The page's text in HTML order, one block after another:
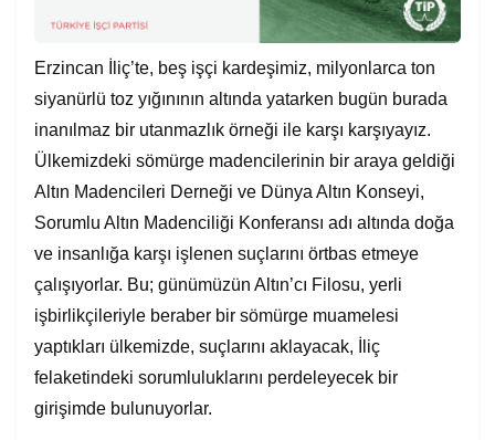
Erzincan İliç’te, beş işçi kardeşimiz, milyonlarca ton
siyanürlü toz yığınının altında yatarken bugün burada
inanılmaz bir utanmazlık örneği ile karşı karşıyayız.
Ülkemizdeki sömürge madencilerinin bir araya geldiği
Altın Madencileri Derneği ve Dünya Altın Konseyi,
Sorumlu Altın Madenciliği Konferansı adı altında doğa
ve insanlığa karşı işlenen suçlarını örtbas etmeye
çalışıyorlar. Bu; günümüzün Altın’cı Filosu, yerli
işbirlikçileriyle beraber bir sömürge muamelesi
yaptıkları ülkemizde, suçlarını aklayacak, İliç
felaketindeki sorumluluklarını perdeleyecek bir
girişimde bulunuyorlar.